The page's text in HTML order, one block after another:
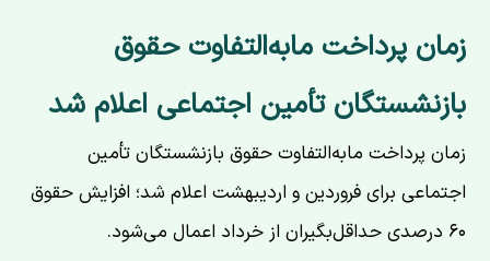
زمان پرداخت مابه‌التفاوت حقوق
بازنشستگان تأمین اجتماعی اعلام شد
زمان پرداخت مابه‌التفاوت حقوق بازنشستگان تأمین
اجتماعی برای فروردین و اردیبهشت اعلام شد؛ افزایش حقوق
۶۰ درصدی حداقل‌بگیران از خرداد اعمال می‌شود.